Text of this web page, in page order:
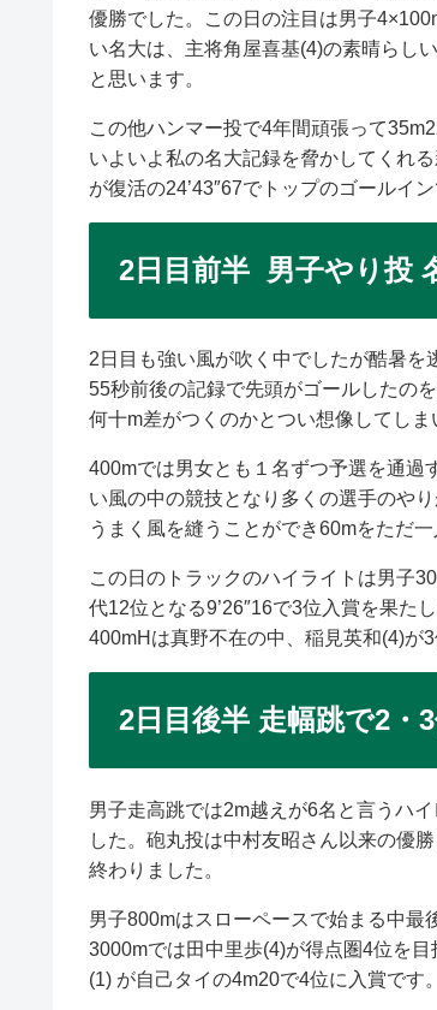
優勝でした。この日の注目は男子
い名大は、主将角屋喜基(4)の素晴らし
と思います。
この他ハンマー投で4年間頑張って
いよいよ私の名大記録を脅かしてくれ
が復活の24’43″67でトップのゴールイン
2日目前半 男子やり投
2日目も強い風が吹く中でしたが酷暑
55秒前後の記録で先頭がゴールしたの
何十m差がつくのかとつい想像してしま
400mでは男女とも１名ずつ予選を通過
い風の中の競技となり多くの選手のや
うまく風を縫うことができ60mをただ
この日のトラックのハイライトは男子
代12位となる9’26″16で3位入賞を果た
400mHは真野不在の中、稲見英和(4)が
2日目後半 走幅跳で2・
男子走高跳では2m越えが6名と言うハ
した。砲丸投は中村友昭さん以来の優
終わりました。
男子800mはスローペースで始まる中最
3000mでは田中里歩(4)が得点圏4位を
(1) が自己タイの4m20で4位に入賞です。